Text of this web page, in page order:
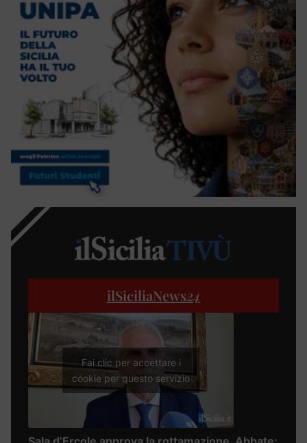
ilSiciliaNews24
Fai clic per accettare i
cookie per questo servizio